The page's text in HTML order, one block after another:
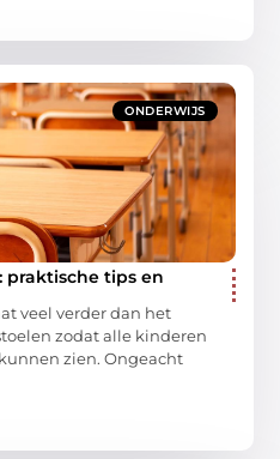
ONDERWIJS
praktische tips en
veel verder dan het
zodat alle kinderen
zien. Ongeacht